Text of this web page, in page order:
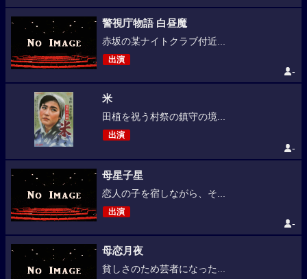
警視庁物語 白昼魔
赤坂の某ナイトクラブ付近...
出演
-
米
田植を祝う村祭の鎮守の境...
出演
-
母星子星
恋人の子を宿しながら、そ...
出演
-
母恋月夜
貧しさのため芸者になった...